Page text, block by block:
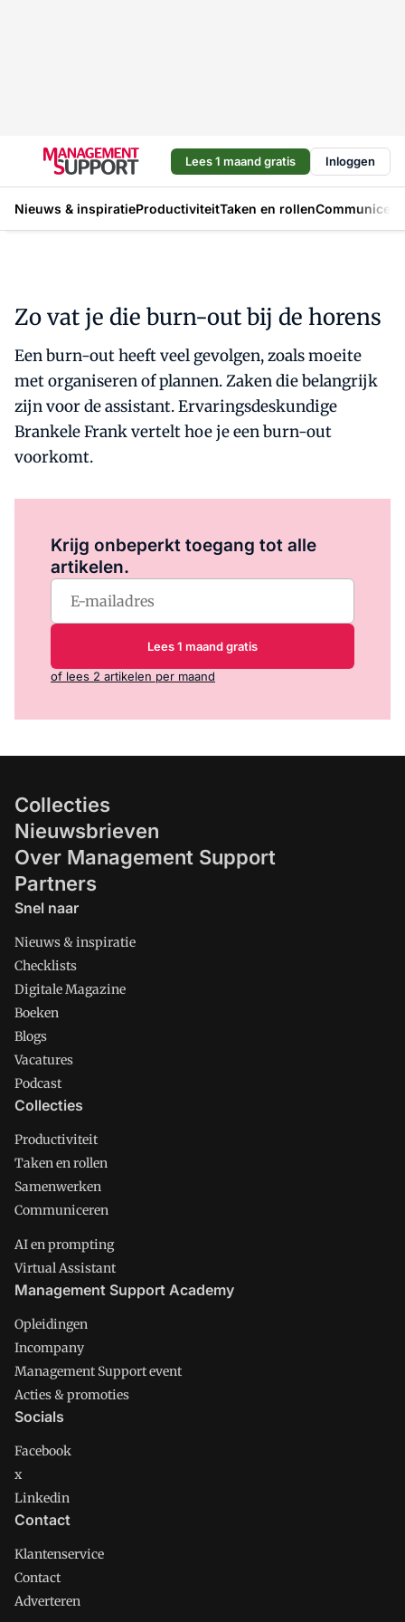
Lees 1 maand gratis Inloggen
Nieuws & inspiratieProductiviteitTaken en rollen
Zo vat je die burn-out bij de horens
Een burn-out heeft veel gevolgen, zoals moeite
met organiseren of plannen. Zaken die belangrijk
zijn voor de assistant. Ervaringsdeskundige
Brankele Frank vertelt hoe je een burn-out
voorkomt.
Krijg onbeperkt toegang tot alle
artikelen.
Lees 1 maand gratis
of lees 2 artikelen per maand
Collecties
Nieuwsbrieven
Over Management Support
Partners
Snel naar
Nieuws & inspiratie
Checklists
Digitale Magazine
Boeken
Blogs
Vacatures
Podcast
Collecties
Productiviteit
Taken en rollen
Samenwerken
Communiceren
AI en prompting
Virtual Assistant
Management Support Academy
Opleidingen
Incompany
Management Support event
Acties & promoties
Socials
Facebook
x
Linkedin
Contact
Klantenservice
Contact
Adverteren